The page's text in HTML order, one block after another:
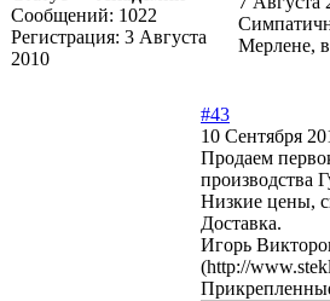
Сообщений: 1022
Регистрация: 3 Августа
2010
Мерлене,
#43
10 Сентября
Продаем
производства
Низкие цены,
Доставка.
Игорь
(http://